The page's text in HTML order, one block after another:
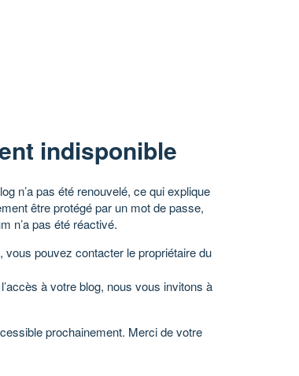
indisponible
n’a pas été renouvelé, ce qui explique
être protégé par un mot de passe,
n’a pas été réactivé.
pouvez contacter le propriétaire du
à votre blog, nous vous invitons à
prochainement. Merci de votre